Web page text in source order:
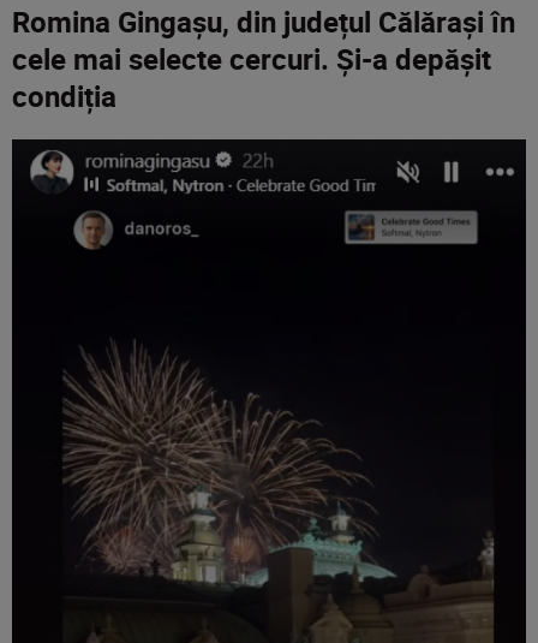
Romina Gingașu, din județul Călărași în
cele mai selecte cercuri. Și-a depășit
condiția